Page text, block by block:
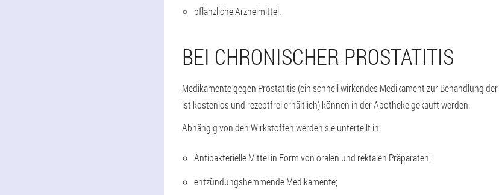
pflanzliche Arzneimittel.
BEI CHRONISCHER PROSTATITIS
Medikamente gegen Prostatitis (ein schnell wirkendes Medikament zur Behandlung
ist kostenlos und rezeptfrei erhältlich) können in der Apotheke gekauft werden.
Abhängig von den Wirkstoffen werden sie unterteilt in:
Antibakterielle Mittel in Form von oralen und rektalen Präparaten;
entzündungshemmende Medikamente;